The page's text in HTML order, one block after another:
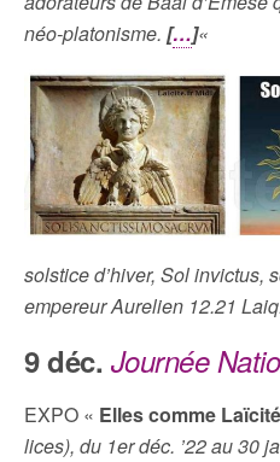
néo-platonisme. […]«
solstice d’hiver, Sol invictus,
empereur Aurelien 12.21
9 déc. Journée
EXPO « Elles comme Laïcité
lices), du 1er déc. ’22 au 30